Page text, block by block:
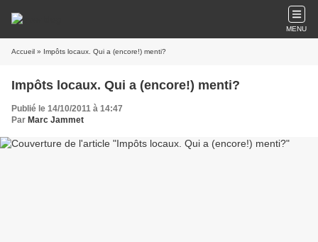
MENU
Accueil » Impôts locaux. Qui a (encore!) menti?
Impôts locaux. Qui a (encore!) menti?
Publié le 14/10/2011 à 14:47
Par Marc Jammet